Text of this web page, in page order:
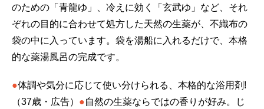
のための「青龍ゆ」、冷えに効く「玄武ゆ」など、それ
ぞれの目的に合わせて処方した天然の生薬が、不織布の
袋の中に入っています。袋を湯船に入れるだけで、本格
的な薬湯風呂の完成です。
●体調や気分に応じて使い分けられる、本格的な浴用剤!
（37歳・広告） ●自然の生薬ならではの香りが好み。じ